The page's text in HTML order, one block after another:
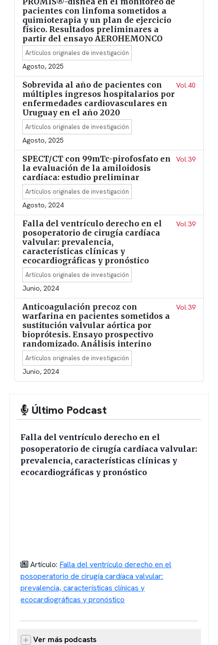
pacientes con linfoma sometidos a
quimioterapia y un plan de ejercicio
físico. Resultados preliminares a
partir del ensayo AEROHEMONCO
Artículos originales de investigación
Agosto, 2025
Sobrevida al año de pacientes con
múltiples ingresos hospitalarios por
enfermedades cardiovasculares en
Uruguay en el año 2020
Vol.40
Artículos originales de investigación
Agosto, 2025
SPECT/CT con 99mTc-pirofosfato en
la evaluación de la amiloidosis
cardíaca: estudio preliminar
Vol.39
Artículos originales de investigación
Agosto, 2024
Falla del ventrículo derecho en el
posoperatorio de cirugía cardíaca
valvular: prevalencia,
características clínicas y
ecocardiográficas y pronóstico
Vol.39
Artículos originales de investigación
Junio, 2024
Anticoagulación precoz con
warfarina en pacientes sometidos a
sustitución valvular aórtica por
bioprótesis. Ensayo prospectivo
randomizado. Análisis interino
Vol.39
Artículos originales de investigación
Junio, 2024
Último Podcast
Falla del ventrículo derecho en el
posoperatorio de cirugía cardíaca valvular:
prevalencia, características clínicas y
ecocardiográficas y pronóstico
Artículo: Falla del ventrículo derecho en el
posoperatorio de cirugía cardíaca valvular:
prevalencia, características clínicas y
ecocardiográficas y pronóstico
Ver más podcasts